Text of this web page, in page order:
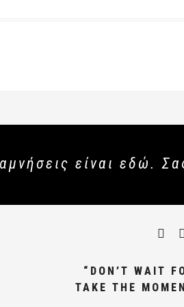
είναι εδώ.
“DON’T WAIT
TAKE THE